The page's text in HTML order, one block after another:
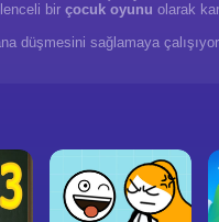
bir çocuk oyunu olarak
düşmesini sağlamaya